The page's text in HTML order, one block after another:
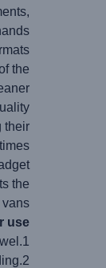
the
their
the
use
1.Dismantle the squeegee and wipe it with a towel.
2.Adjust the clean to the shape and condition of the rubber element. Choose between light or intensive sanding.